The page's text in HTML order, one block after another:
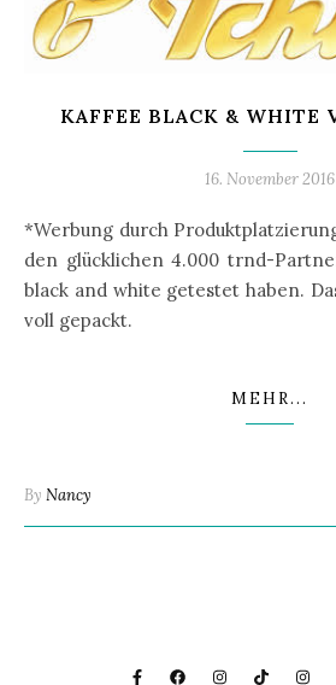
KAFFEE BLACK & WHITE
16. November 2016
*Werbung durch Produktplatzierung* Ich durfte mich zu
den glücklichen 4.000 trnd-
black and white getestet haben.
voll gepackt.
MEHR...
By Nancy